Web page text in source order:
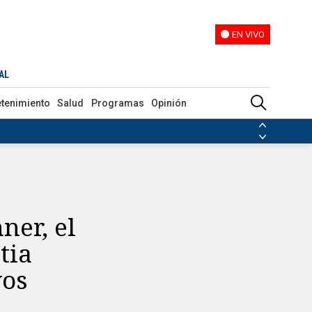
EN VIVO
Salud Programas Opinión
favoritos en Roland Garros
el